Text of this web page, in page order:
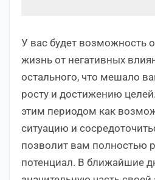
У вас будет возможность
жизнь от негативных
остального, что мешало
росту и достижению
этим периодом как
ситуацию и
позволит вам полностью
потенциал. В ближайшие